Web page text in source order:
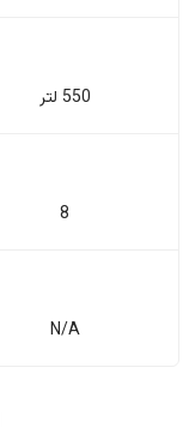
550 لتر
8
N/A